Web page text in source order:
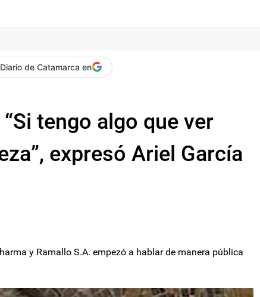
de Catamarca en
tengo algo que ver
expresó Ariel García
y Ramallo S.A. empezó a hablar de manera pública